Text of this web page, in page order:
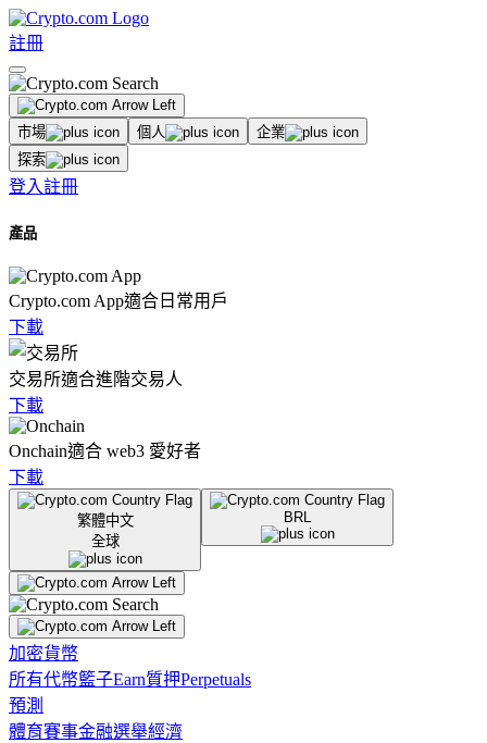
註冊
市場 個人
企業
探索
登入註冊
產品
Crypto.com App適合日常用戶
下載
交易所適合進階交易人
下載
Onchain適合 web3 愛好者
下載
繁體中文
全球
BRL
加密貨幣
所有代幣籃子Earn質押Perpetuals
預測
體育賽事金融選舉經濟